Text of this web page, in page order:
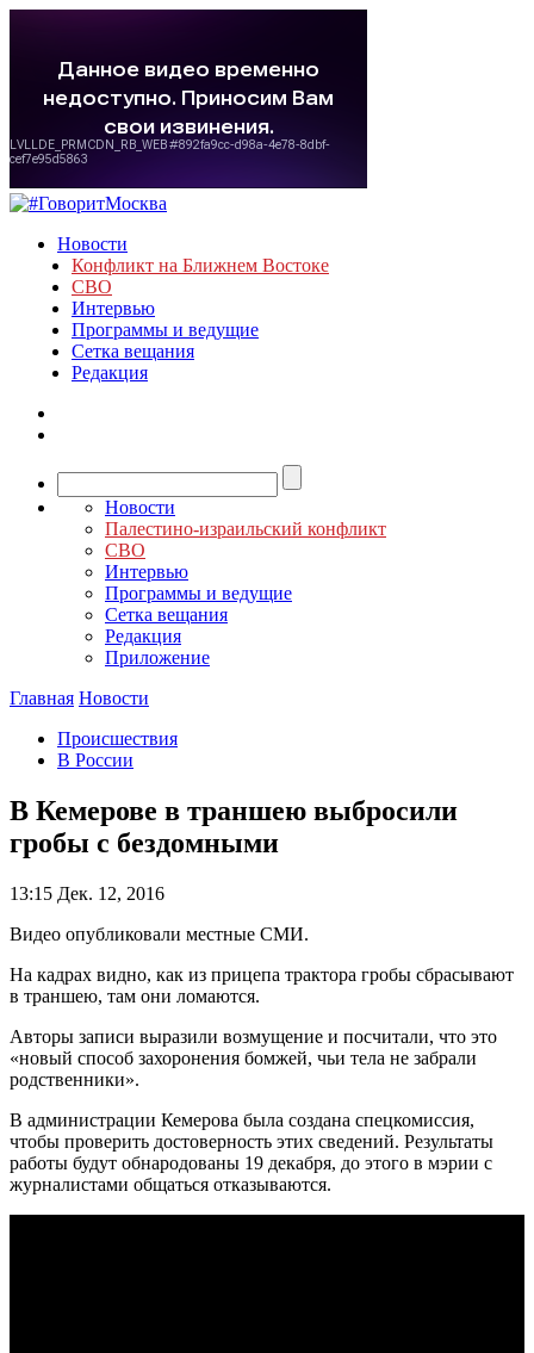
Новости
Конфликт на Ближнем Востоке
СВО
Интервью
Программы и ведущие
Сетка вещания
Редакция
Новости
Палестино-израильский конфликт
СВО
Интервью
Программы и ведущие
Сетка вещания
Редакция
Приложение
Главная Новости
Происшествия
В России
В Кемерове в траншею выбросили
гробы с бездомными
13:15 Дек. 12, 2016
Видео опубликовали местные СМИ.
На кадрах видно, как из прицепа трактора гробы сбрасывают
в траншею, там они ломаются.
Авторы записи выразили возмущение и посчитали, что это
«новый способ захоронения бомжей, чьи тела не забрали
родственники».
В администрации Кемерова была создана спецкомиссия,
чтобы проверить достоверность этих сведений. Результаты
работы будут обнародованы 19 декабря, до этого в мэрии с
журналистами общаться отказываются.